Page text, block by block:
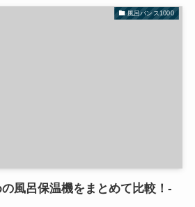
風呂バンス1000
の風呂保温機をまとめて比較！-